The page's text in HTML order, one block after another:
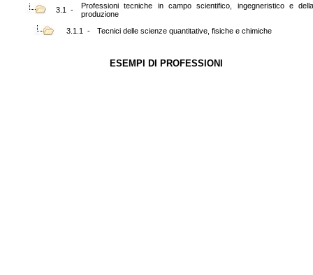
3.1 -
Professioni tecniche in campo scientifico, ingegneristico e
produzione
3.1.1 -
Tecnici delle scienze quantitative, fisiche e chimiche
ESEMPI DI PROFESSIONI